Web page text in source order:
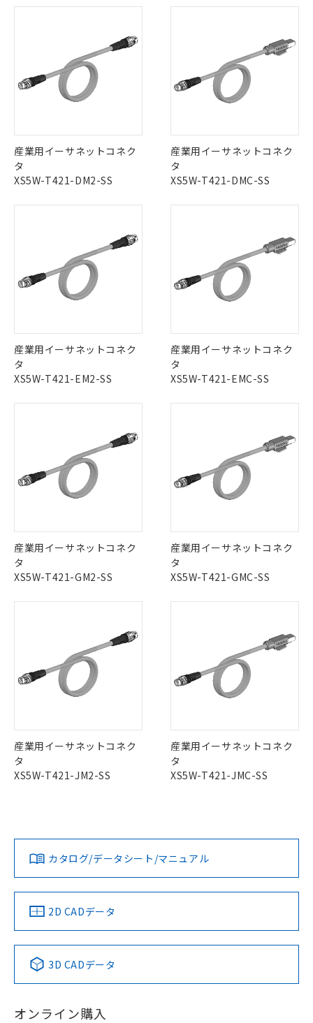
産業用イーサネットコネク
タ
XS5W-T421-DM2-SS
産業用イーサネットコネク
タ
XS5W-T421-DMC-SS
産業用イーサネットコネク
タ
XS5W-T421-EM2-SS
産業用イーサネットコネク
タ
XS5W-T421-EMC-SS
産業用イーサネットコネク
タ
XS5W-T421-GM2-SS
産業用イーサネットコネク
タ
XS5W-T421-GMC-SS
産業用イーサネットコネク
タ
XS5W-T421-JM2-SS
産業用イーサネットコネク
タ
XS5W-T421-JMC-SS
カタログ/データシート/マニュアル
2D CADデータ
3D CADデータ
オンライン購入
ご利用条件
以下の条件をお読みいただき、同意のうえ
ご利用ください。
本サービスは、当社制御機器事業取扱
商品の当社在庫状況および標準価格
当社制御機器事業取扱商品の中には、
本サービスの対象外となる商品もある
ことをご了承ください。
在庫状況および標準価格照会結果は、
記載している更新日時点での社内デー
覧された時点での実際の在庫および標
準価格とは異なる場合があることをご
了承ください。
正式な納期状況および標準価格はお客
様のお取引先、またはお客様担当のオ
ムロン制御機器販売店・当社販売員に
オムロン制御機器販売店や当社販売拠
点は「販売ネットワーク
」をご確認
在庫状況および標準価格結果を当社の
ビス）をご利用いただくには、I-Web
メンバーズにご登録されている必要が
あります。
お客様が当ウェブサイト上で当社にご
登録された部品リストについて、当社
引・商談に必要な範囲で利用すること
をご了承ください。
※当社の共同利用者とは、"個人情報
の共同利用に関して"
の「1.共同利
用者の範囲」に記載されている法人を
有に対応した製品に切り替える予定のある
対応予定なし：EU RoHS指令（10物質）の
非含有に非対応の商品で、対応品を出す予
定はありません。
調査・確認中：EU RoHS指令（10物質）の
非含有の対応状況を調査中または確認中の
害物質有無と関係のない商品です。
仕入先様の事情により、非含有部品として
いたものが、含有品と判明した場合などや
むを得ず変更することがあります。
ミウム(Cd) 100ppm以下、
六価クロム(Cr(Ⅵ)) 1000ppm以下、ポリ臭化ビフェニル
類(PBB) 1000ppm以下、ポリ臭化ジフェニルエーテル類
(PBDE) 1000ppm以下、フタル酸ビス(2-エチルヘキシ
ル) (DEHP)(別名：DOP) 1000ppm以下、フタル酸ブチ
ルベンジル（BBP） 1000ppm以下、フタル酸ジブチル
（DBP） 1000ppm以下、フタル酸ジイソブチル
フタル酸エステル類の４物質については閾値を超える意
図的な使用がないことを確認しています。
※2 対応予定月
月が前後することがあります。
※3 非含有証明書ダウンロード
とができます。
EU RoHS指令（10物質）の非含有証明書
51物質の非含有証明書（当社基準）
また、RoHS指令のフタル酸エステル類４
物質の対応では、対応完了までの期間は出
荷製品に未対応品が混在することから備考
欄に対応日を記載しておりました。
既に当社にて対応品への在庫切替を完了
す。
※1 中国RoHS○×表
基準値以下であることを示します。
「×」：最大均質材料含有率が中国RoHSの
基準値を超えていることを示します。
「－」：未確認です。当社販売部門へお問
Pb(鉛) :1000ppm、 Hg(水銀) : 1000ppm、 Cd(カドミウ
ム) : 100ppm、
Cr(Ⅵ)(六価クロム) : 1000ppm、 PBBs(ポリ臭化ビフェ
ニル類) : 1000ppm、 PBDEs(ポリ臭化ジフェニルエーテ
ル類) : 1000ppm、
DBP(フタル酸ジブチル) : 1000ppm、 DIBP(フタル酸ジ
イソブチル) : 1000ppm、 BBP(フタル酸ブチルベンジ
※2 環境保護使用期限
準値以下であることを示します。
質が外部に漏えいし、環境に深刻な影響を
及ぼさない年数を意味します。
「－」：未確認です。当社販売部門へお問
い合わせください。
当社は、これら貴社製品のうち、外国
為替および外国貿易法に定める商品
可)を取得するなどの必要な手続きを
とります。
当社は規制貨物を破棄する場合は、完
全に破砕するなど、違法に輸出されな
いよう必要な手段を講じます。
ル、化学兵器、生物兵器またはその他
武器並びにこれらの製造装置等に一切
使用いたしません。
当社は、貴社製品を第三者に販売する
該第三者に通知します。また当社は、
法に輸出するおそれがある場合は、取
り引きをいたしません。
○
△ 一定数には満たないが在庫あり
－
在庫なし(最新の在庫状況につ
いては、お客様のお取引先、ま
たはお客様担当のオムロン制御
機器販売店・当社販売員にご確
情報を公開していない機種